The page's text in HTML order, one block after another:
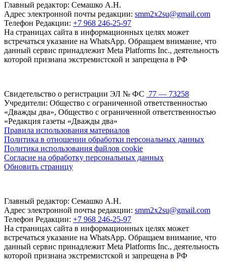
Главный редактор: Семашко А.Н.
Адрес электронной почты редакции: smm2x2su@gmail.com
Телефон Редакции: +7 968 246-25-97
На страницах сайта в информационных целях может
встречаться указание на WhatsApp. Обращаем внимание, что
данный сервис принадлежит Meta Platforms Inc., деятельность
которой признана экстремистской и запрещена в РФ
Свидетельство о регистрации ЭЛ № ФС 77 — 73258
Учредители: Общество с ограниченной ответственностью
«Дважды два», Общество с ограниченной ответственностью
«Редакция газеты «Дважды два»
Правила использования материалов
Политика в отношении обработки персональных данных
Политика использования файлов cookie
Согласие на обработку персональных данных
Обновить страницу
Главный редактор: Семашко А.Н.
Адрес электронной почты редакции: smm2x2su@gmail.com
Телефон Редакции: +7 968 246-25-97
На страницах сайта в информационных целях может
встречаться указание на WhatsApp. Обращаем внимание, что
данный сервис принадлежит Meta Platforms Inc., деятельность
которой признана экстремистской и запрещена в РФ